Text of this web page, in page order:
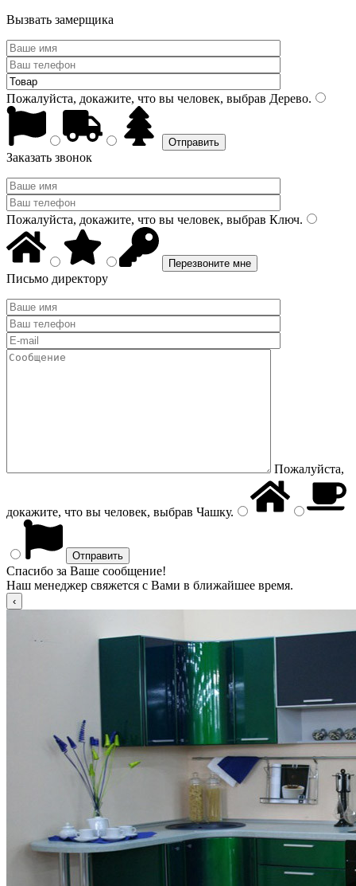
Вызвать замерщика
Пожалуйста, докажите, что вы человек, выбрав Дерево.
Заказать звонок
Пожалуйста, докажите, что вы человек, выбрав Ключ.
Письмо директору
Пожалуйста,
докажите, что вы человек, выбрав Чашку.
Спасибо за Ваше сообщение!
Наш менеджер свяжется с Вами в ближайшее время.